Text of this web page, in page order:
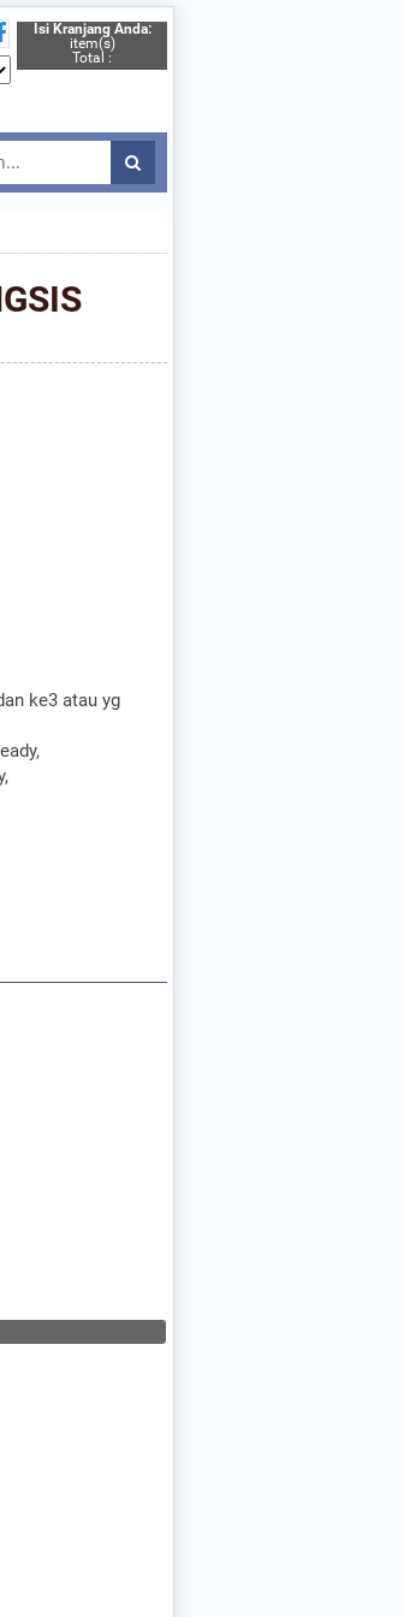
Isi Kranjang Anda:
item(s)
Total :
ke3 atau yg